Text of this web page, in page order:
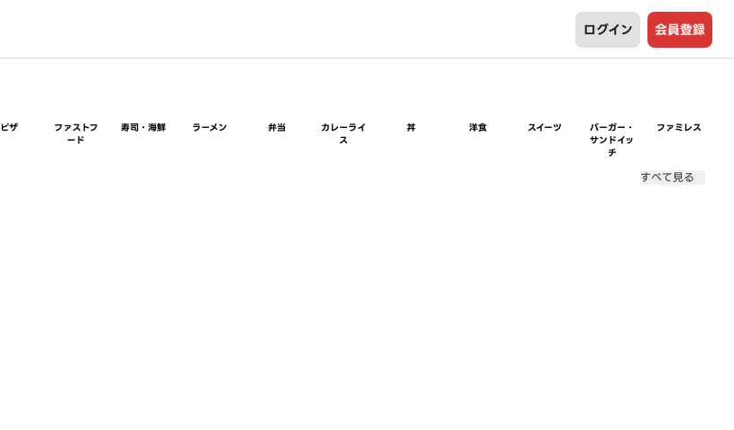
ログイン 会員登録
ピザ
ファストフ
ード
寿司・海鮮 ラーメン 弁当
カレーライ
ス
丼 洋食 スイーツ
バーガー・
サンドイッ
チ
ファミレス
すべて見る